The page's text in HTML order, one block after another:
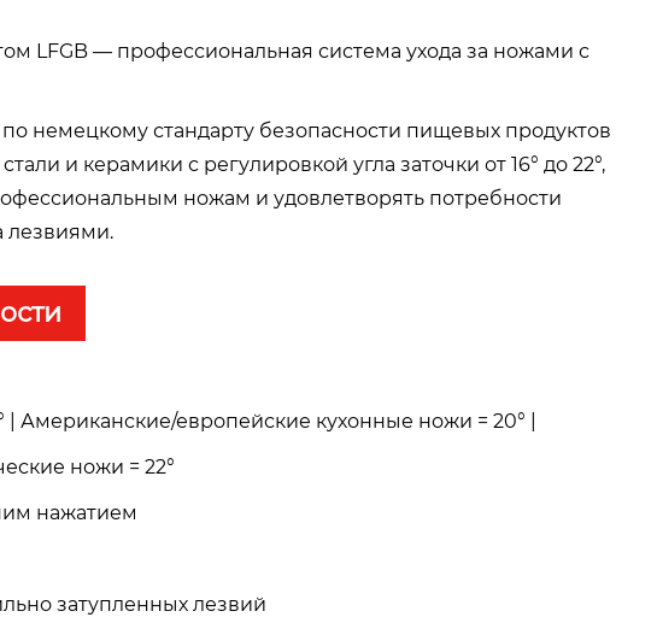
LFGB — профессиональная система ухода за ножами с
немецкому стандарту безопасности пищевых продуктов
и керамики с регулировкой угла заточки от 16° до 22°,
ножам и удовлетворять потребности
лезвиями.
Американские/европейские кухонные ножи = 20° |
ножи = 22°
нажатием
затупленных лезвий